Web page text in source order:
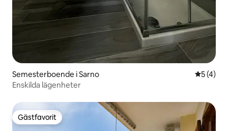
Semesterboende i Sarno 5 av 5 i
5 (4)
Enskilda lägenheter
Gästfavorit
Gästfavorit